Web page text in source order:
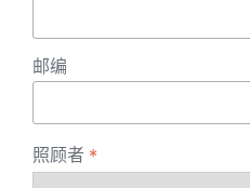
邮编
照顾者 *